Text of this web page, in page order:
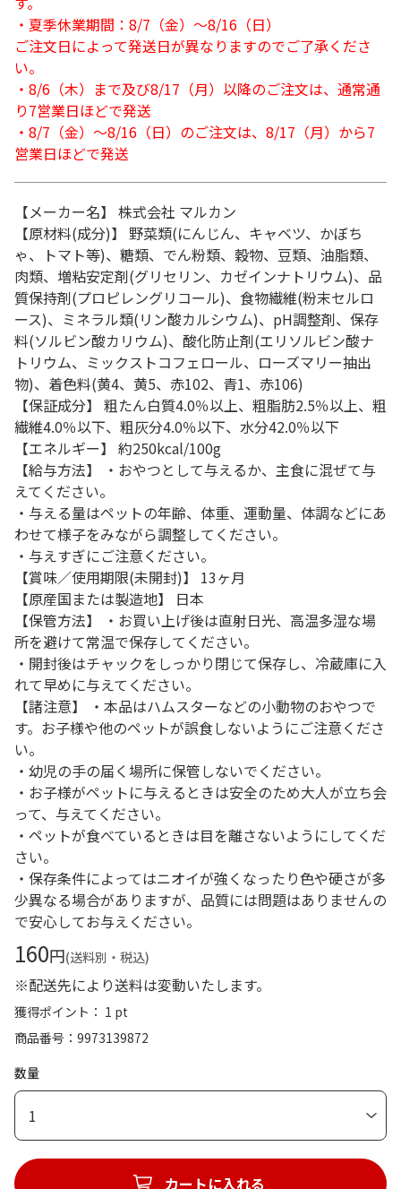
・夏季休業期間：8/7（金）～8/16（日）
ご注文日によって発送日が異なりますのでご了承くださ
い。
・8/6（木）まで及び8/17（月）以降のご注文は、通常通
り7営業日ほどで発送
・8/7（金）～8/16（日）のご注文は、8/17（月）から7
営業日ほどで発送
【メーカー名】 株式会社 マルカン
【原材料(成分)】 野菜類(にんじん、キャベツ、かぼち
ゃ、トマト等)、糖類、でん粉類、穀物、豆類、油脂類、
肉類、増粘安定剤(グリセリン、カゼインナトリウム)、品
質保持剤(プロピレングリコール)、食物繊維(粉末セルロ
ース)、ミネラル類(リン酸カルシウム)、pH調整剤、保存
料(ソルビン酸カリウム)、酸化防止剤(エリソルビン酸ナ
トリウム、ミックストコフェロール、ローズマリー抽出
物)、着色料(黄4、黄5、赤102、青1、赤106)
【保証成分】 粗たん白質4.0％以上、粗脂肪2.5％以上、粗
繊維4.0％以下、粗灰分4.0％以下、水分42.0％以下
【エネルギー】 約250kcal/100g
【給与方法】 ・おやつとして与えるか、主食に混ぜて与
えてください。
・与える量はペットの年齢、体重、運動量、体調などにあ
わせて様子をみながら調整してください。
・与えすぎにご注意ください。
【賞味／使用期限(未開封)】 13ヶ月
【原産国または製造地】 日本
【保管方法】 ・お買い上げ後は直射日光、高温多湿な場
所を避けて常温で保存してください。
・開封後はチャックをしっかり閉じて保存し、冷蔵庫に入
れて早めに与えてください。
【諸注意】 ・本品はハムスターなどの小動物のおやつで
す。お子様や他のペットが誤食しないようにご注意くださ
い。
・幼児の手の届く場所に保管しないでください。
・お子様がペットに与えるときは安全のため大人が立ち会
って、与えてください。
・ペットが食べているときは目を離さないようにしてくだ
さい。
・保存条件によってはニオイが強くなったり色や硬さが多
少異なる場合がありますが、品質には問題はありませんの
で安心してお与えください。
160円(送料別・税込)
※配送先により送料は変動いたします。
獲得ポイント： 1 pt
商品番号
9973139872
数量
1
カートに入れる